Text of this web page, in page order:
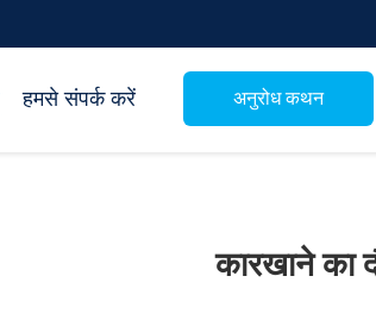
हमसे संपर्क करें अनुरोध कथन
कारखाने का